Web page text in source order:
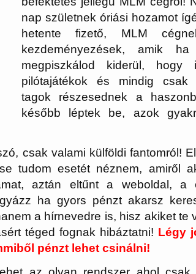
nap születnek óriási hozamot
hetente fizető, MLM
kezdeményezések, amik
megpiszkálod kiderül, hogy
pilótajátékok és mindig
tagok részesednek a
később léptek be, azok
csak valami külföldi fantomról!
tudom esetét néznem, amiről
aztán eltűnt a weboldal, a
ha gyors pénzt akarsz
a hírnevedre is, hisz akiket te
téged fognak hibáztatni! Légy
pénzt lehet csinálni!